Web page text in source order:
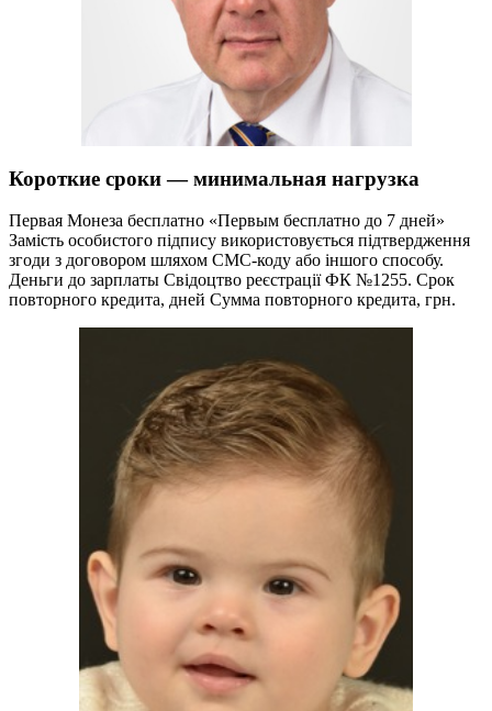
Короткие сроки — минимальная нагрузка
Первая Монеза бесплатно «Первым бесплатно до 7 дней»
Замість особистого підпису використовується підтвердження
згоди з договором шляхом СМС-коду або іншого способу.
Деньги до зарплаты Свідоцтво реєстрації ФК №1255. Срок
повторного кредита, дней Сумма повторного кредита, грн.